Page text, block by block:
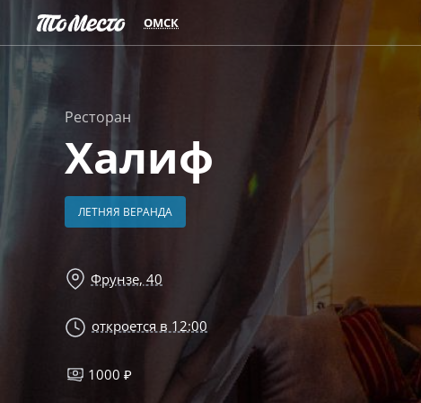
ОМСК
Ресторан
Халиф
ЛЕТНЯЯ ВЕРАНДА
Фрунзе, 40
откроется в 12:00
1000 ₽